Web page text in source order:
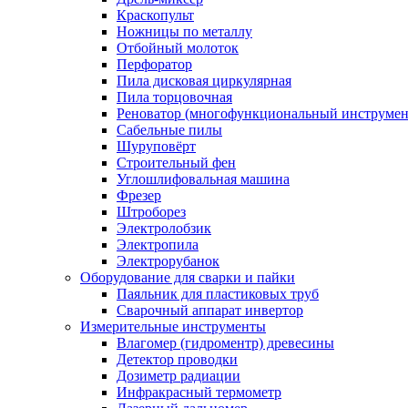
Краскопульт
Ножницы по металлу
Отбойный молоток
Перфоратор
Пила дисковая циркулярная
Пила торцовочная
Реноватор (многофункциональный
Сабельные пилы
Шуруповёрт
Строительный фен
Углошлифовальная машина
Фрезер
Штроборез
Электролобзик
Электропила
Электрорубанок
Оборудование для сварки и пайки
Паяльник для пластиковых труб
Сварочный аппарат инвертор
Измерительные инструменты
Влагомер (гидроментр) древесины
Детектор проводки
Дозиметр радиации
Инфракрасный термометр